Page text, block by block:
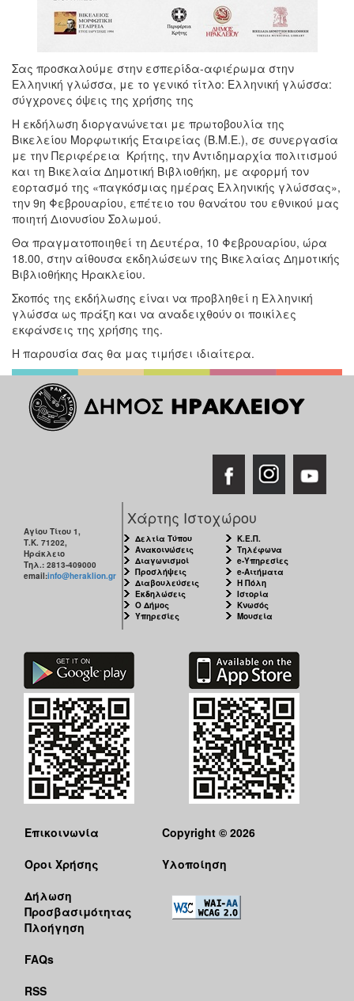
Σας προσκαλούμε στην εσπερίδα-αφιέρωμα στην
Ελληνική γλώσσα, με το γενικό τίτλο: Ελληνική γλώσσα:
σύγχρονες όψεις της χρήσης της
Η εκδήλωση διοργανώνεται με πρωτοβουλία της
Βικελείου Μορφωτικής Εταιρείας (Β.Μ.Ε.), σε συνεργασία
με την Περιφέρεια Κρήτης, την Αντιδημαρχία πολιτισμού
και τη Βικελαία Δημοτική Βιβλιοθήκη, με αφορμή τον
εορτασμό της «παγκόσμιας ημέρας Ελληνικής γλώσσας»,
την 9η Φεβρουαρίου, επέτειο του θανάτου του εθνικού μας
ποιητή Διονυσίου Σολωμού.
Θα πραγματοποιηθεί τη Δευτέρα, 10 Φεβρουαρίου, ώρα
18.00, στην αίθουσα εκδηλώσεων της Βικελαίας Δημοτικής
Βιβλιοθήκης Ηρακλείου.
Σκοπός της εκδήλωσης είναι να προβληθεί η Ελληνική
γλώσσα ως πράξη και να αναδειχθούν οι ποικίλες
εκφάνσεις της χρήσης της.
Η παρουσία σας θα μας τιμήσει ιδιαίτερα.
Αγίου Τίτου 1,
Τ.Κ. 71202,
Ηράκλειο
Τηλ.: 2813-409000
email:info@heraklion.gr
Χάρτης Ιστοχώρου
Δελτία Τύπου
Ανακοινώσεις
Διαγωνισμοί
Προσλήψεις
Διαβουλεύσεις
Εκδηλώσεις
Ο Δήμος
Υπηρεσίες
Κ.Ε.Π.
Τηλέφωνα
e-Υπηρεσίες
e-Αιτήματα
Η Πόλη
Ιστορία
Κνωσός
Μουσεία
Επικοινωνία
Όροι Χρήσης
Δήλωση
Προσβασιμότητας
Πλοήγηση
FAQs
RSS
Copyright © 2026
Υλοποίηση